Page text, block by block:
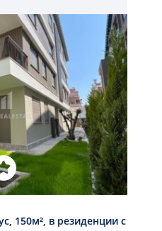
150м², в резиденции с